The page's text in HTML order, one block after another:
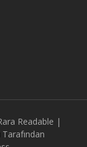
Readable |
Tarafından